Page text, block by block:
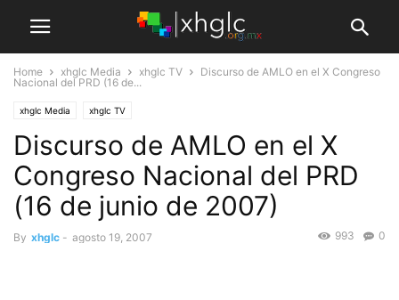
Home xhglc Media xhglc TV
Discurso de AMLO en el X Congreso
Nacional del PRD (16 de...
xhglc Media xhglc TV
Discurso de AMLO en el X
Congreso Nacional del PRD
(16 de junio de 2007)
By xhglc - agosto 19, 2007 0
993